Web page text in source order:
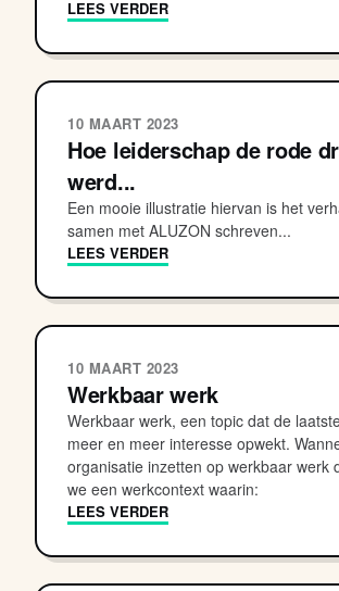
LEES VERDER
10 MAART 2023
Hoe leiderschap de rode
werd...
Een mooie illustratie hiervan is het
samen met ALUZON schreven...
LEES VERDER
10 MAART 2023
Werkbaar werk
Werkbaar werk, een topic dat de
meer en meer interesse opwekt.
organisatie inzetten op werkbaar werk
we een werkcontext waarin:
LEES VERDER